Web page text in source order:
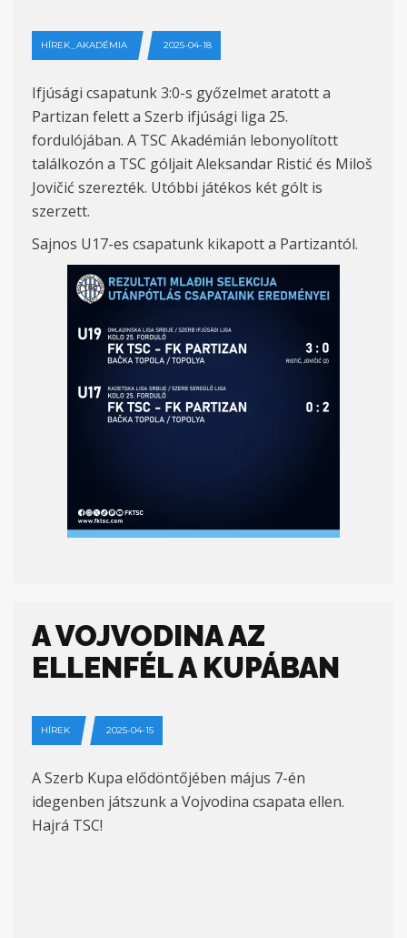
HÍREK_AKADÉMIA 2025-04-18
Ifjúsági csapatunk 3:0-s győzelmet aratott a
Partizan felett a Szerb ifjúsági liga 25.
fordulójában. A TSC Akadémián lebonyolított
találkozón a TSC góljait Aleksandar Ristić és Miloš
Jovičić szerezték. Utóbbi játékos két gólt is
szerzett.
Sajnos U17-es csapatunk kikapott a Partizantól.
A VOJVODINA AZ
ELLENFÉL A KUPÁBAN
HÍREK 2025-04-15
A Szerb Kupa elődöntőjében május 7-én
idegenben játszunk a Vojvodina csapata ellen.
Hajrá TSC!